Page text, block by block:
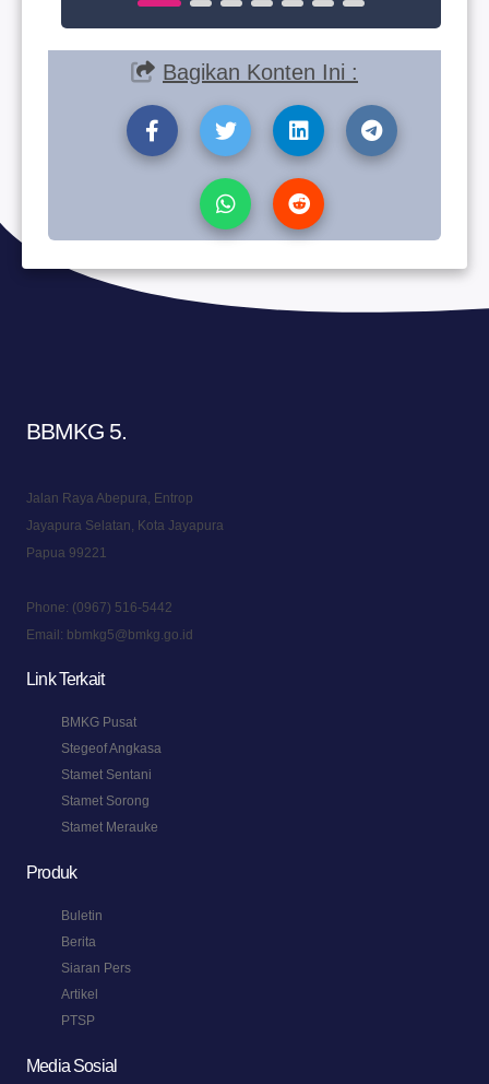
Bagikan Konten Ini :
BBMKG 5.
Jalan Raya Abepura, Entrop
Jayapura Selatan, Kota Jayapura
Papua 99221
Phone: (0967) 516-5442
Email: bbmkg5@bmkg.go.id
Link Terkait
BMKG Pusat
Stegeof Angkasa
Stamet Sentani
Stamet Sorong
Stamet Merauke
Produk
Buletin
Berita
Siaran Pers
Artikel
PTSP
Media Sosial